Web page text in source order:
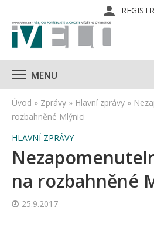
MENU
Úvod » Zprávy » Hlavní zprávy »
rozbahněné Mlýnici
HLAVNÍ ZPRÁVY
na rozbahněné
25.9.2017